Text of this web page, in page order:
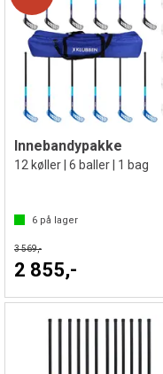
Innebandypakke
12 køller | 6 baller | 1 bag
6 på lager
3 569,-
2 855,-